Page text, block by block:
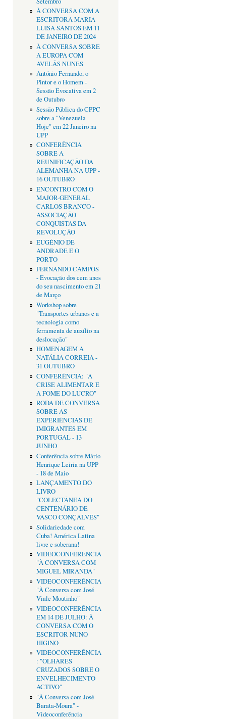
À CONVERSA COM A
ESCRITORA MARIA
LUÍSA SANTOS EM 11
DE JANEIRO DE 2024
À CONVERSA SOBRE
A EUROPA COM
AVELÃS NUNES
António Fernando, o
Pintor e o Homem -
Sessão Evocativa em 2
de Outubro
Sessão Pública do CPPC
sobre a "Venezuela
Hoje" em 22 Janeiro na
UPP
CONFERÊNCIA
SOBRE A
REUNIFICAÇÃO DA
ALEMANHA NA UPP -
16 OUTUBRO
ENCONTRO COM O
MAJOR-GENERAL
CARLOS BRANCO -
ASSOCIAÇÃO
CONQUISTAS DA
REVOLUÇÃO
EUGÉNIO DE
ANDRADE E O
PORTO
FERNANDO CAMPOS
- Evocação dos cem anos
do seu nascimento em 21
de Março
Workshop sobre
"Transportes urbanos e a
tecnologia como
ferramenta de auxílio na
deslocação"
HOMENAGEM A
NATÁLIA CORREIA -
31 OUTUBRO
CONFERÊNCIA: "A
CRISE ALIMENTAR E
A FOME DO LUCRO"
RODA DE CONVERSA
SOBRE AS
EXPERIÊNCIAS DE
IMIGRANTES EM
PORTUGAL - 13
JUNHO
Conferência sobre Mário
Henrique Leiria na UPP
- 18 de Maio
LANÇAMENTO DO
LIVRO
"COLECTÂNEA DO
CENTENÁRIO DE
VASCO CONÇALVES"
Solidariedade com
Cuba! América Latina
livre e soberana!
VIDEOCONFERÊNCIA
"À CONVERSA COM
MIGUEL MIRANDA"
VIDEOCONFERÊNCIA
"À Conversa com José
Viale Moutinho"
VIDEOCONFERÊNCIA
EM 14 DE JULHO: À
CONVERSA COM O
ESCRITOR NUNO
HIGINO
VIDEOCONFERÊNCIA
: "OLHARES
CRUZADOS SOBRE O
ENVELHECIMENTO
ACTIVO"
"À Conversa com José
Barata-Moura" -
Videoconferência